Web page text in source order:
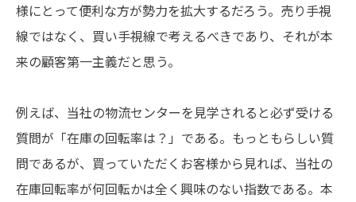
様にとって便利な方が勢力を拡大するだろう。売り手視
線ではなく、買い手視線で考えるべきであり、それが本
来の顧客第一主義だと思う。
例えば、当社の物流センターを見学されると必ず受ける
質問が「在庫の回転率は？」である。もっともらしい質
問であるが、買っていただくお客様から見れば、当社の
在庫回転率が何回転かは全く興味のない指数である。本